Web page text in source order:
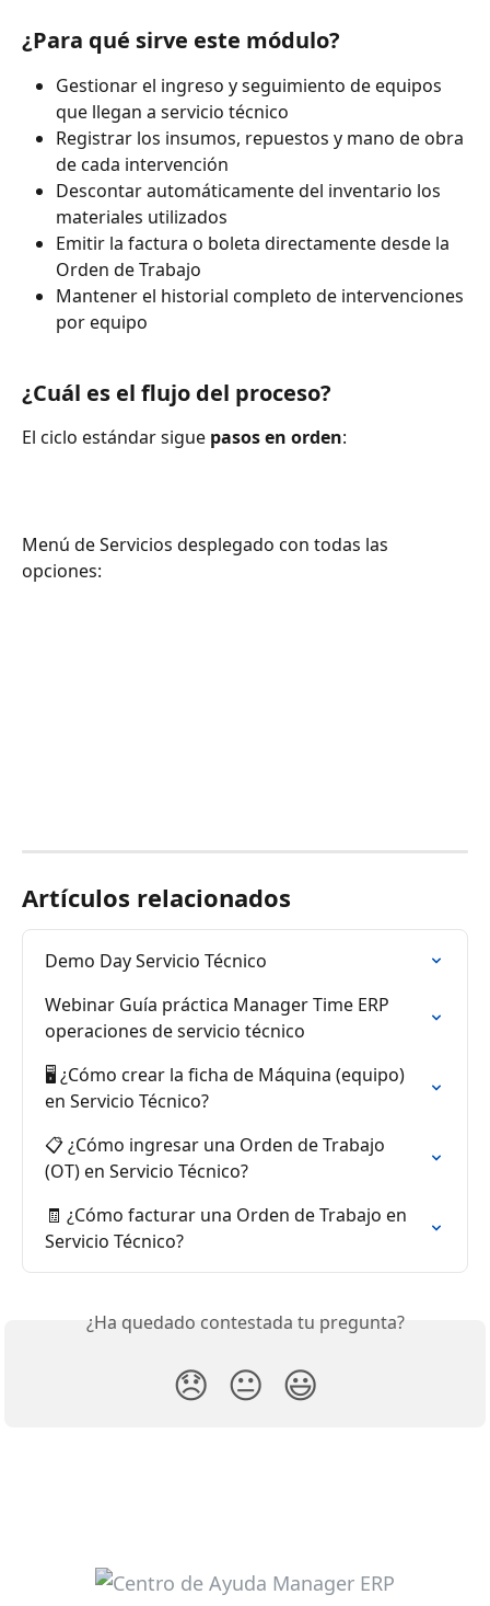
¿Para qué sirve este módulo?
Gestionar el ingreso y seguimiento de equipos
que llegan a servicio técnico
Registrar los insumos, repuestos y mano de obra
de cada intervención
Descontar automáticamente del inventario los
materiales utilizados
Emitir la factura o boleta directamente desde la
Orden de Trabajo
Mantener el historial completo de intervenciones
por equipo
¿Cuál es el flujo del proceso?
El ciclo estándar sigue pasos en orden:
Menú de Servicios desplegado con todas las
opciones:
Artículos relacionados
Demo Day Servicio Técnico
Webinar Guía práctica Manager Time ERP
operaciones de servicio técnico
🖥️ ¿Cómo crear la ficha de Máquina (equipo)
en Servicio Técnico?
📋 ¿Cómo ingresar una Orden de Trabajo
(OT) en Servicio Técnico?
🧾 ¿Cómo facturar una Orden de Trabajo en
Servicio Técnico?
¿Ha quedado contestada tu pregunta?
😞 😐 😃